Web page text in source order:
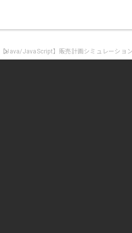
【Java/JavaScript】販売計画シミュレーショ